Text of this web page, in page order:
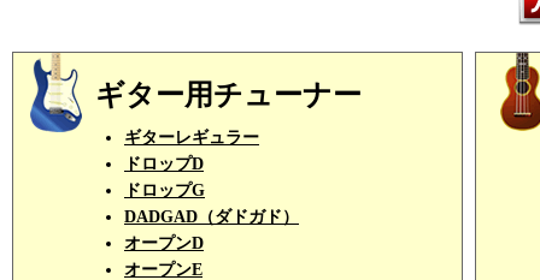
ギター用チューナー
ギターレギュラー
ドロップD
ドロップG
DADGAD（ダドガド）
オープンD
オープンE